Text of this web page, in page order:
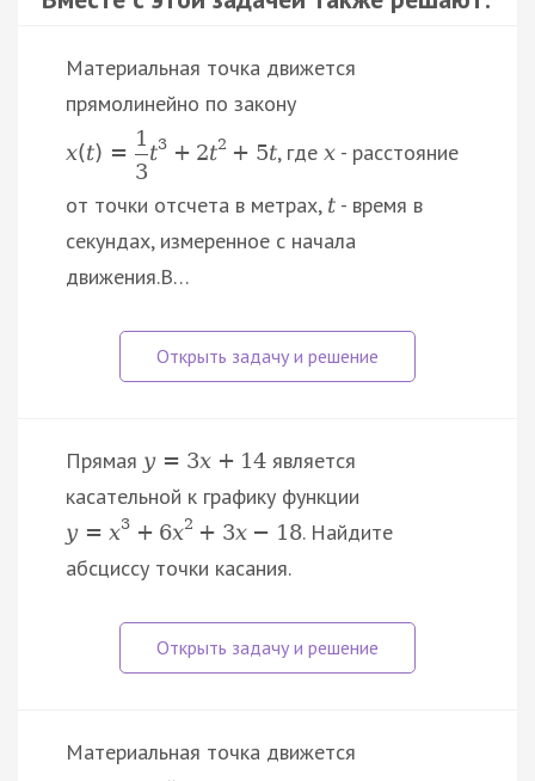
Материальная точка движется
прямолинейно по закону
x(t) =
1
3
t3 + 2t2 + 5t, где x- расстояние
от точки отсчета в метрах, t - время в
секундах, измеренное с начала
движения.В…
Прямая y = 3x + 14является
касательной к графику функции
y = x3 + 6x2 + 3x − 18. Найдите
абсциссу точки касания.
Материальная точка движется